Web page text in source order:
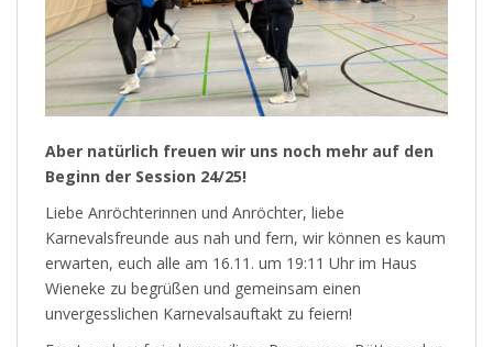
Aber natürlich freuen wir uns noch mehr auf den
Beginn der Session 24/25!
Liebe Anröchterinnen und Anröchter, liebe
Karnevalsfreunde aus nah und fern, wir können es kaum
erwarten, euch alle am 16.11. um 19:11 Uhr im Haus
Wieneke zu begrüßen und gemeinsam einen
unvergesslichen Karnevalsauftakt zu feiern!